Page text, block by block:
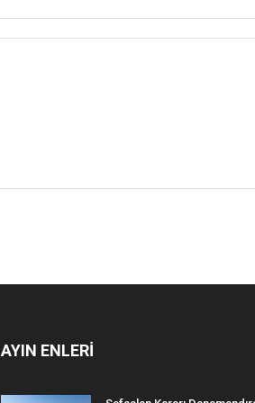
AYIN ENLERİ